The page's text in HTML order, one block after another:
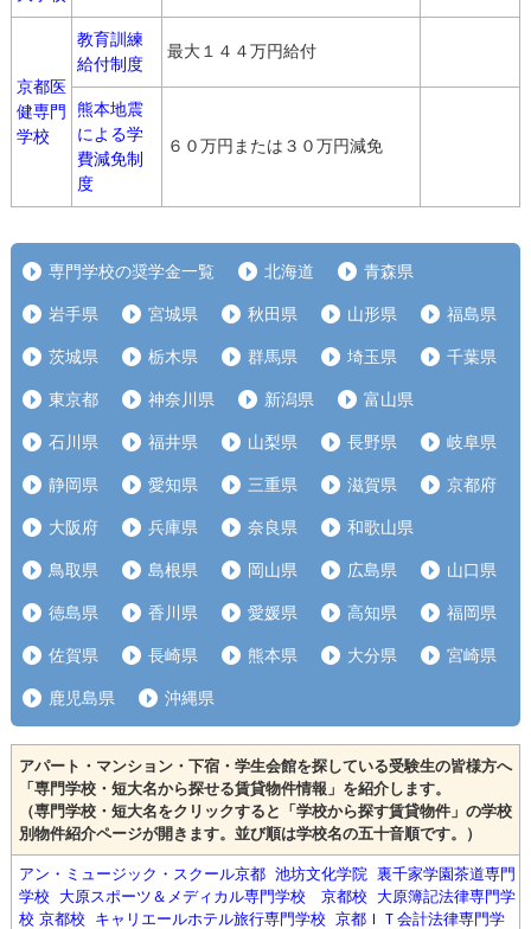
京都医
健専門
学校
教育訓練
給付制度
最大１４４万円給付
熊本地震
による学
費減免制
度
６０万円または３０万円減免
専門学校の奨学金一覧 北海道 青森県
岩手県 宮城県 秋田県 山形県 福島県
茨城県 栃木県 群馬県 埼玉県 千葉県
東京都 神奈川県 新潟県 富山県
石川県 福井県 山梨県 長野県 岐阜県
静岡県 愛知県 三重県 滋賀県 京都府
大阪府 兵庫県 奈良県 和歌山県
鳥取県 島根県 岡山県 広島県 山口県
徳島県 香川県 愛媛県 高知県 福岡県
佐賀県 長崎県 熊本県 大分県 宮崎県
鹿児島県 沖縄県
アパート・マンション・下宿・学生会館を探している受験生の皆様方へ
「専門学校・短大名から探せる賃貸物件情報」を紹介します。
（専門学校・短大名をクリックすると「学校から探す賃貸物件」の学校
別物件紹介ページが開きます。並び順は学校名の五十音順です。）
アン・ミュージック・スクール京都 池坊文化学院 裏千家学園茶道専門
学校
大原スポーツ＆メディカル専門学校 京都校
大原簿記法律専門学
校 京都校
キャリエールホテル旅行専門学校 京都ＩＴ会計法律専門学